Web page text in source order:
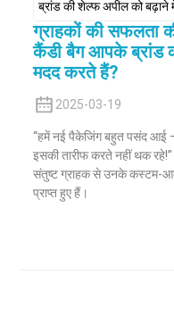
ग्राहकों की सफलता
कैंडी बैग आपके ब्रांड
मदद करते हैं?
2025-03-19
“हमें नई पैकेजिंग बहुत पसंद आई
इसकी तारीफ करते नहीं थक
संतुष्ट ग्राहक से उनके कस्टम-
प्राप्त हुए हैं।